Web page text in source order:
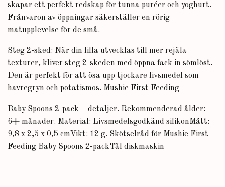
skapar ett perfekt redskap för tunna puréer och yoghurt.
Frånvaron av öppningar säkerställer en rörig
matupplevelse för de små.
Steg 2-sked: När din lilla utvecklas till mer rejäla
texturer, kliver steg 2-skeden med öppna fack in sömlöst.
Den är perfekt för att ösa upp tjockare livsmedel som
havregryn och potatismos. Mushie First Feeding
Baby Spoons 2-pack – detaljer. Rekommenderad ålder:
6+ månader. Material: Livsmedelsgodkänd silikonMått:
9,8 x 2,5 x 0,5 cmVikt: 12 g. Skötselråd för Mushie First
Feeding Baby Spoons 2-packTål diskmaskin